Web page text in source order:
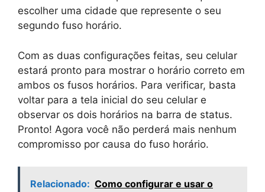
escolher uma cidade que represente o seu
segundo fuso horário.
Com as duas configurações feitas, seu celular
estará pronto para mostrar o horário correto em
ambos os fusos horários. Para verificar, basta
voltar para a tela inicial do seu celular e
observar os dois horários na barra de status.
Pronto! Agora você não perderá mais nenhum
compromisso por causa do fuso horário.
Relacionado: Como configurar e usar o